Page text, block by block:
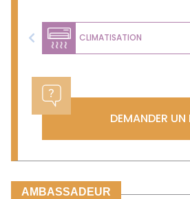
CLIMATISATION
Previous
DEMANDER UN
AMBASSADEUR